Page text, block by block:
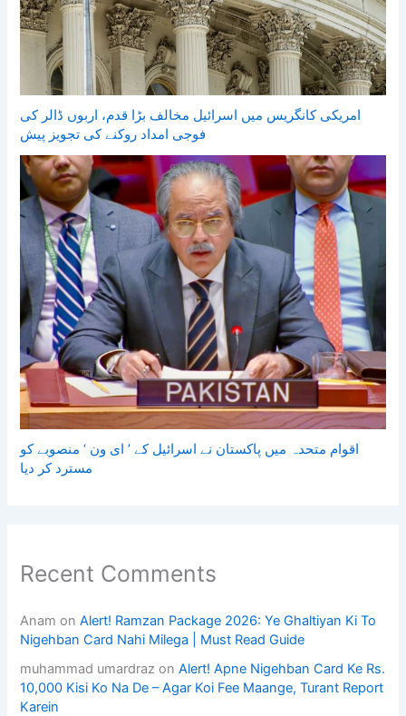
امریکی کانگریس میں اسرائیل مخالف بڑا قدم، اربوں ڈالر کی
فوجی امداد روکنے کی تجویز پیش
اقوام متحدہ میں پاکستان نے اسرائیل کے ’ ای ون ‘ منصوبے کو
مسترد کر دیا
Recent Comments
Anam onAlert! Ramzan Package 2026: Ye Ghaltiyan Ki To
Nigehban Card Nahi Milega | Must Read Guide
muhammad umardraz onAlert! Apne Nigehban Card Ke Rs.
10,000 Kisi Ko Na De – Agar Koi Fee Maange, Turant Report
Karein